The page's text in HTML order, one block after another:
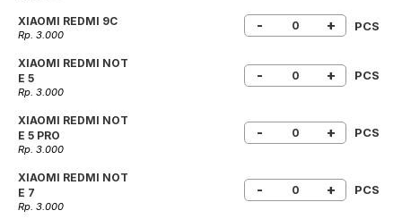
XIAOMI REDMI 9C
Rp. 3.000
- + PCS
XIAOMI REDMI NOT
E 5
Rp. 3.000
- + PCS
XIAOMI REDMI NOT
E 5 PRO
Rp. 3.000
- + PCS
XIAOMI REDMI NOT
E 7
Rp. 3.000
- + PCS